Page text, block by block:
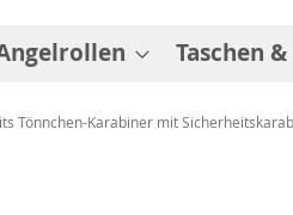
Taschen &
Tönnchen-Karabiner mit